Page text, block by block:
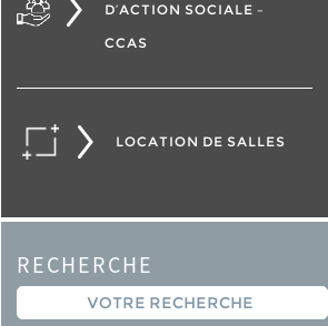
D’ACTION SOCIALE –
CCAS
LOCATION DE SALLES
RECHERCHE